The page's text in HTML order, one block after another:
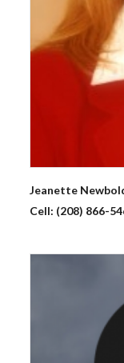
Jeanette
Cell: (208) 866-